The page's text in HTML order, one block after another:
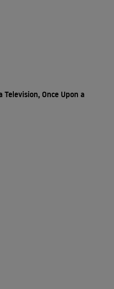
Television, Once Upon a